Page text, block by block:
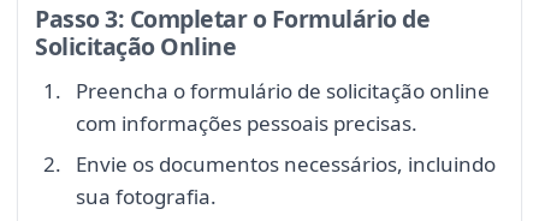
Passo 3: Completar o Formulário de
Solicitação Online
Preencha o formulário de solicitação online
com informações pessoais precisas.
Envie os documentos necessários, incluindo
sua fotografia.